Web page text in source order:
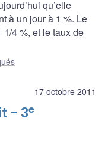
qu’elle
à un jour à 1 %. Le
1/4 %, et le taux de
17 octobre 2011
- 3e